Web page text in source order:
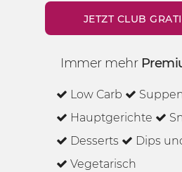
JETZT CLUB
Immer mehr
Low Carb
Hauptgerichte
Desserts
Dips
Vegetarisch